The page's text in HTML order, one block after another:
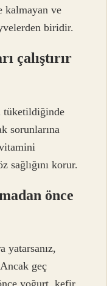
kalmayan ve
biridir.
çalıştırır
tüketildiğinde
sorunlarına
sağlığını korur.
önce
yatarsanız,
geç